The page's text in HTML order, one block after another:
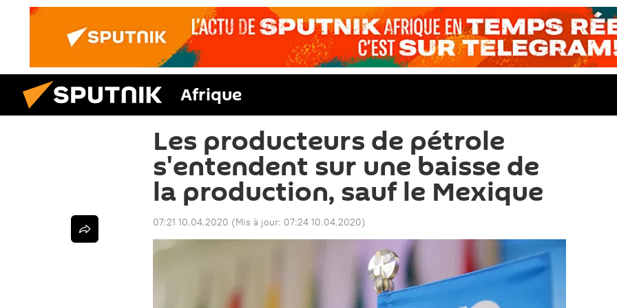
Afrique
Les producteurs de pétrole
s'entendent sur une baisse de
la production, sauf le Mexique
07:21 10.04.2020 (Mis à jour: 07:24 10.04.2020)